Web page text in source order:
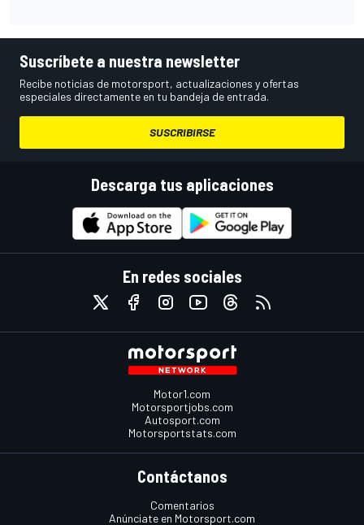
Suscríbete a nuestra newsletter
Recibe noticias de motorsport, actualizaciones y ofertas
especiales directamente en tu bandeja de entrada.
SUSCRIBIRSE
Descarga tus aplicaciones
En redes sociales
Motor1.com
Motorsportjobs.com
Autosport.com
Motorsportstats.com
Contáctanos
Comentarios
Anúnciate en Motorsport.com